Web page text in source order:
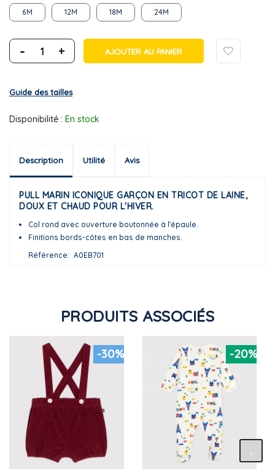
6M 12M 18M 24M
- + AJOUTER AU PANIER
Guide des tailles
Disponibilité : En stock
Description Utilité Avis
PULL MARIN ICONIQUE GARÇON EN TRICOT DE LAINE,
DOUX ET CHAUD POUR L'HIVER.
Col rond avec ouverture boutonnée à l'épaule.
Finitions bords-côtes en bas de manches.
Référence
A0EB701
PRODUITS ASSOCIÉS
-30% -20%